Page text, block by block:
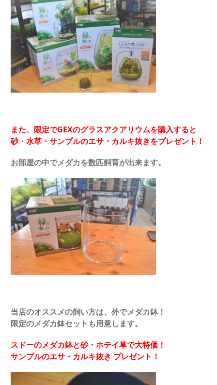
また、限定でGEXのグラスアクアリウムを購入すると
砂・水草・サンプルのエサ・カルキ抜きをプレゼント！
お部屋の中でメダカを数匹飼育が出来ます。
当店のオススメの飼い方は、外でメダカ鉢！
限定のメダカ鉢セットも用意します。
スドーのメダカ鉢と砂・ホテイ草で大特価！
サンプルのエサ・カルキ抜き プレゼント！